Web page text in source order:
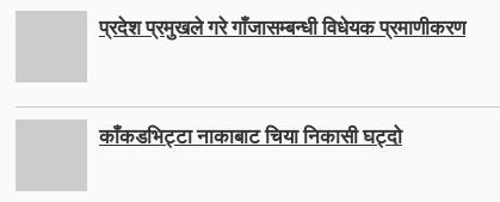
प्रदेश प्रमुखले गरे गाँजासम्बन्धी विधेयक प्रमाणीकरण
काँकडभिट्टा नाकाबाट चिया निकासी घट्दो